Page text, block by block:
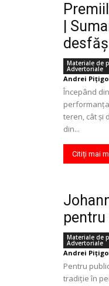
|
Materiale de
Advertoriale
Andrei
Începând
teren, cât și
din...
Citiți mai
pentru
Materiale de
Advertoriale
Andrei
Pentru
tradiție în